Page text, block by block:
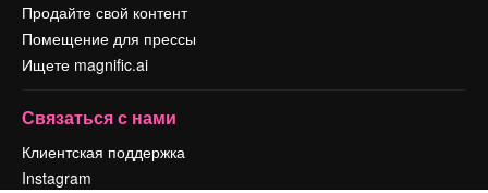
Продайте свой контент
Помещение для прессы
Ищете magnific.ai
Связаться с нами
Клиентская поддержка
Instagram